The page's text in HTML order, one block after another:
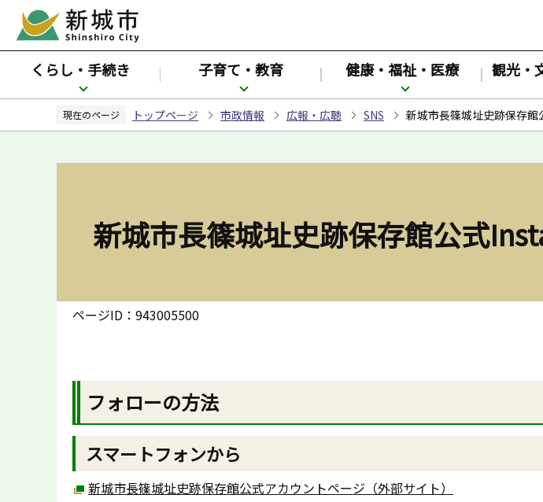
ペ
ジ
先
くらし・手続き 子育て・教育 健康・福祉・医療 観光・
現在のページ トップページ 市政情報 広報・広聴 SNS 新城市長篠城址史跡保存
新城市長篠城址史跡保存館公式
ページID：943005500
フォローの方法
スマートフォンから
新城市長篠城址史跡保存館公式アカウントページ（外部サイト）